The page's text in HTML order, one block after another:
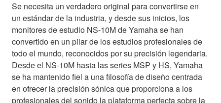
Se necesita un verdadero original para convertirse en
un estándar de la industria, y desde sus inicios, los
monitores de estudio NS-10M de Yamaha se han
convertido en un pilar de los estudios profesionales de
todo el mundo, reconocidos por su precisión legendaria.
Desde el NS-10M hasta las series MSP y HS, Yamaha
se ha mantenido fiel a una filosofía de diseño centrada
en ofrecer la precisión sónica que proporciona a los
profesionales del sonido la plataforma perfecta sobre la